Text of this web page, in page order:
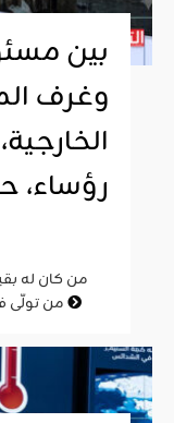
بين
وغرف
رؤساء،
من تولّى